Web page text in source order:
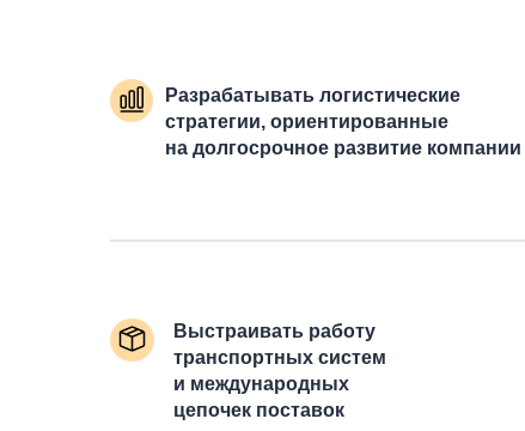
Разрабатывать логистические
стратегии, ориентированные
на долгосрочное развитие компании
Выстраивать работу
транспортных систем
и международных
цепочек поставок